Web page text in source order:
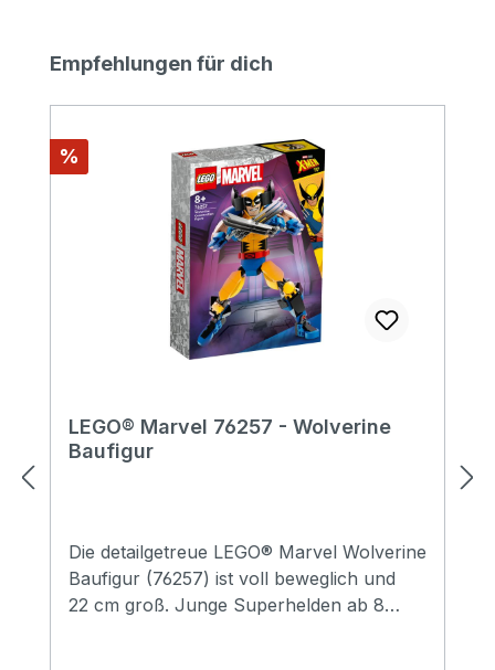
Produktgalerie überspringen
Empfehlungen für dich
Rabatt
%
LEGO® Marvel 76257 - Wolverine
Baufigur
Die detailgetreue LEGO® Marvel Wolverine
Baufigur (76257) ist voll beweglich und
22 cm groß. Junge Superhelden ab 8